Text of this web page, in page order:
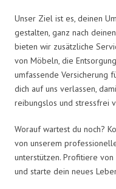
Unser Ziel ist es, deinen
gestalten, ganz nach
bieten wir zusätzliche
von Möbeln, die
umfassende Versicherung
dich auf uns verlassen,
reibungslos und stressfrei
Worauf wartest du noch?
von unserem
unterstützen. Profitiere
und starte dein neues